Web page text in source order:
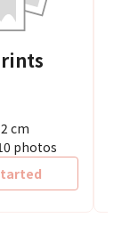
cm
photos